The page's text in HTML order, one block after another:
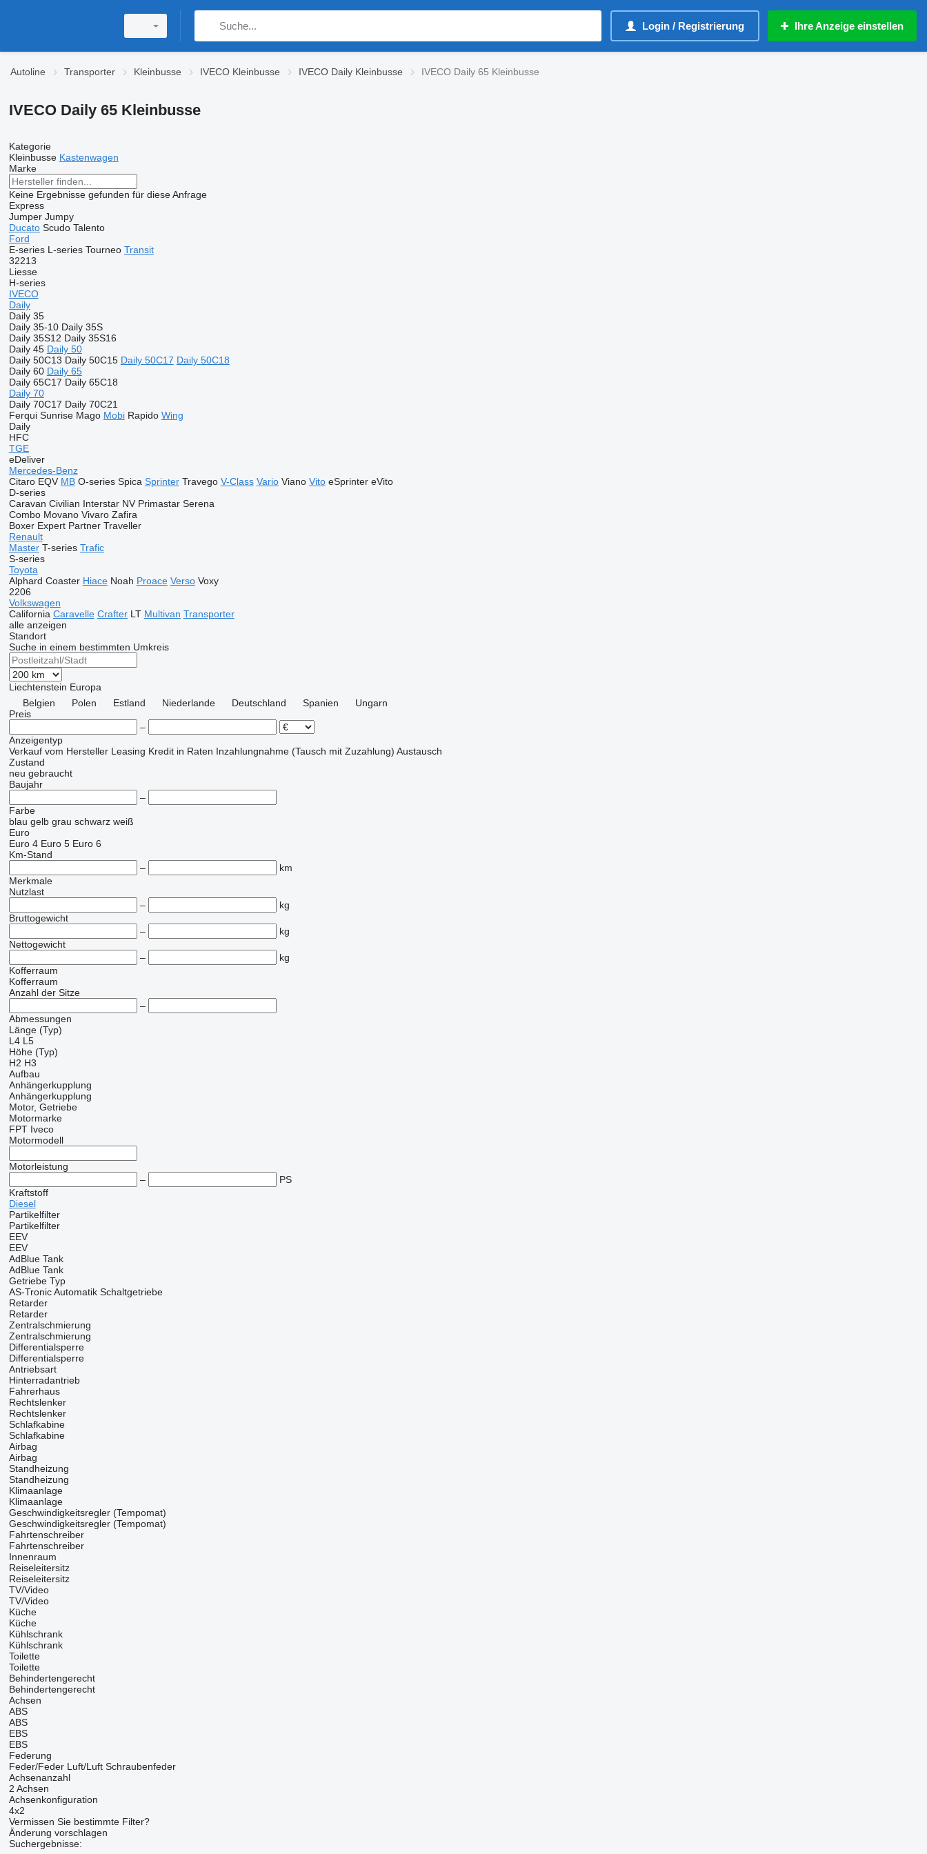
Login / Registrierung Ihre Anzeige einstellen
Autoline Transporter Kleinbusse IVECO Kleinbusse IVECO Daily Kleinbusse IVECO Daily 65 Kleinbusse
IVECO Daily 65 Kleinbusse
Kategorie
Kleinbusse Kastenwagen
Marke
Keine Ergebnisse gefunden für diese Anfrage
Express
Jumper Jumpy
Ducato Scudo Talento
Ford
E-series L-series Tourneo Transit
32213
Liesse
H-series
IVECO
Daily
Daily 35
Daily 35-10 Daily 35S
Daily 35S12 Daily 35S16
Daily 45 Daily 50
Daily 50C13 Daily 50C15 Daily 50C17 Daily 50C18
Daily 60 Daily 65
Daily 65C17 Daily 65C18
Daily 70
Daily 70C17 Daily 70C21
Ferqui Sunrise Mago Mobi Rapido Wing
Daily
HFC
TGE
eDeliver
Mercedes-Benz
Citaro EQV MB O-series Spica Sprinter Travego V-Class Vario Viano Vito eSprinter eVito
D-series
Caravan Civilian Interstar NV Primastar Serena
Combo Movano Vivaro Zafira
Boxer Expert Partner Traveller
Renault
Master T-series Trafic
S-series
Toyota
Alphard Coaster Hiace Noah Proace Verso Voxy
2206
Volkswagen
California Caravelle Crafter LT Multivan Transporter
alle anzeigen
Standort
Suche in einem bestimmten Umkreis
Liechtenstein Europa
Belgien
Polen Estland Niederlande Deutschland Spanien
Ungarn
Preis
–
Anzeigentyp
Verkauf vom Hersteller Leasing Kredit in Raten Inzahlungnahme (Tausch mit Zuzahlung) Austausch
Zustand
neu gebraucht
Baujahr
–
Farbe
blau gelb grau schwarz weiß
Euro
Euro 4 Euro 5 Euro 6
Km-Stand
–
km
Merkmale
Nutzlast
–
kg
Bruttogewicht
–
kg
Nettogewicht
–
kg
Kofferraum
Kofferraum
Anzahl der Sitze
–
Abmessungen
Länge (Typ)
L4 L5
Höhe (Typ)
H2 H3
Aufbau
Anhängerkupplung
Anhängerkupplung
Motor, Getriebe
Motormarke
FPT Iveco
Motormodell
Motorleistung
–
PS
Kraftstoff
Diesel
Partikelfilter
Partikelfilter
EEV
EEV
AdBlue Tank
AdBlue Tank
Getriebe Typ
AS-Tronic Automatik Schaltgetriebe
Retarder
Retarder
Zentralschmierung
Zentralschmierung
Differentialsperre
Differentialsperre
Antriebsart
Hinterradantrieb
Fahrerhaus
Rechtslenker
Rechtslenker
Schlafkabine
Schlafkabine
Airbag
Airbag
Standheizung
Standheizung
Klimaanlage
Klimaanlage
Geschwindigkeitsregler (Tempomat)
Geschwindigkeitsregler (Tempomat)
Fahrtenschreiber
Fahrtenschreiber
Innenraum
Reiseleitersitz
Reiseleitersitz
TV/Video
TV/Video
Küche
Küche
Kühlschrank
Kühlschrank
Toilette
Toilette
Behindertengerecht
Behindertengerecht
Achsen
ABS
ABS
EBS
EBS
Federung
Feder/Feder Luft/Luft Schraubenfeder
Achsenanzahl
2 Achsen
Achsenkonfiguration
4x2
Vermissen Sie bestimmte Filter?
Änderung vorschlagen
Suchergebnisse: